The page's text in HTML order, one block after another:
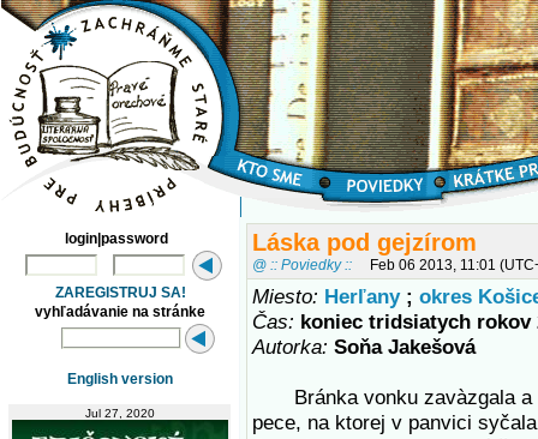
login|password
ZAREGISTRUJ SA!
vyhľadávanie na stránke
English version
Jul 27, 2020
Láska pod gejzírom
@ :: Poviedky :: Feb 06 2013, 11:01
Miesto: Herľany; okres
Čas: koniec tridsiatych rokov
Autorka: Soňa Jakešová
Bránka vonku zavàzgala a
pece, na ktorej v panvici